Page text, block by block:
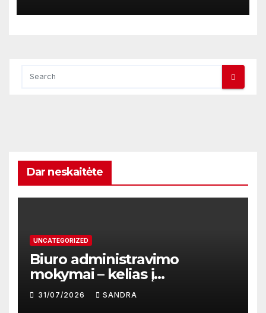
Dar neskaitėte
UNCATEGORIZED
Biuro administravimo
mokymai – kelias į
profesionalų ir efektyvų
darbą
31/07/2026 SANDRA